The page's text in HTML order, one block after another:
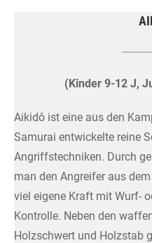
(Kinder 9-12 J,
Aikidô ist eine aus den
Samurai entwickelte reine
Angriffstechniken. Durch
man den Angreifer aus
viel eigene Kraft mit Wurf-
Kontrolle. Neben den
Holzschwert und Holzstab